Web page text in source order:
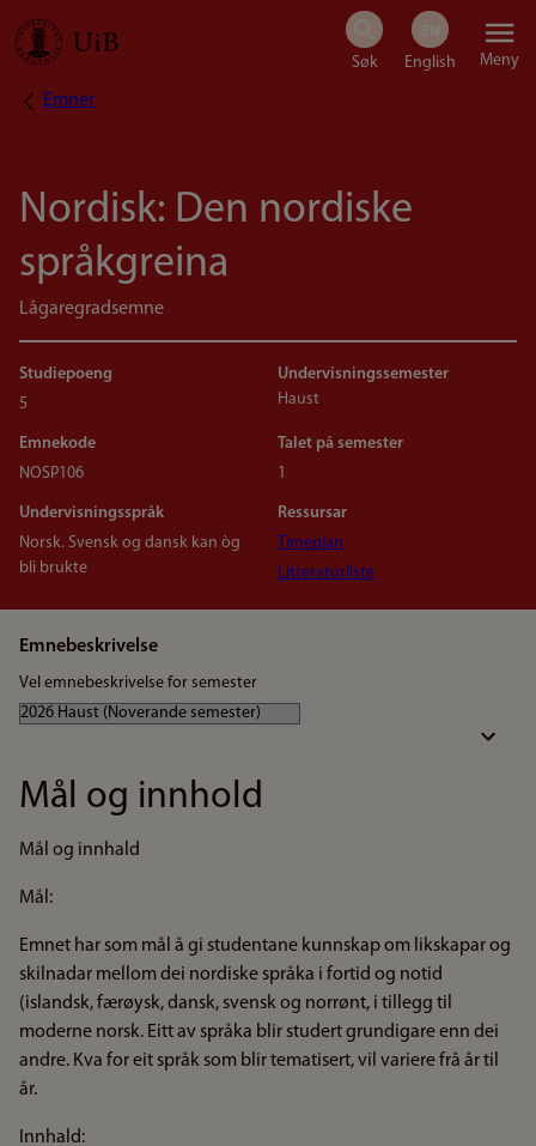
Hopp
Meny
Navigasjonssti
Emner
Nordisk: Den nordiske
språkgreina
Lågaregradsemne
Studiepoeng
5
Undervisningssemester
Haust
Emnekode
NOSP106
Talet på semester
1
Undervisningsspråk
Norsk. Svensk og dansk kan òg
bli brukte
Ressursar
Timeplan
Litteraturliste
Emnebeskrivelse
Vel emnebeskrivelse for semester
Mål og innhold
Mål og innhald
Mål:
Emnet har som mål å gi studentane kunnskap om likskapar og
skilnadar mellom dei nordiske språka i fortid og notid
(islandsk, færøysk, dansk, svensk og norrønt, i tillegg til
moderne norsk. Eitt av språka blir studert grundigare enn dei
andre. Kva for eit språk som blir tematisert, vil variere frå år til
år.
Innhald: